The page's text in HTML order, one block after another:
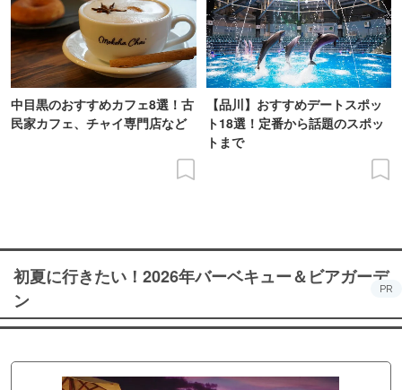
中目黒のおすすめカフェ8選！古
民家カフェ、チャイ専門店など
【品川】おすすめデートスポッ
ト18選！定番から話題のスポッ
トまで
初夏に行きたい！2026年バーベキュー＆ビアガーデ
ン
PR